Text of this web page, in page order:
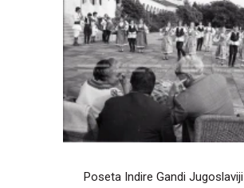
Poseta Indire Gandi